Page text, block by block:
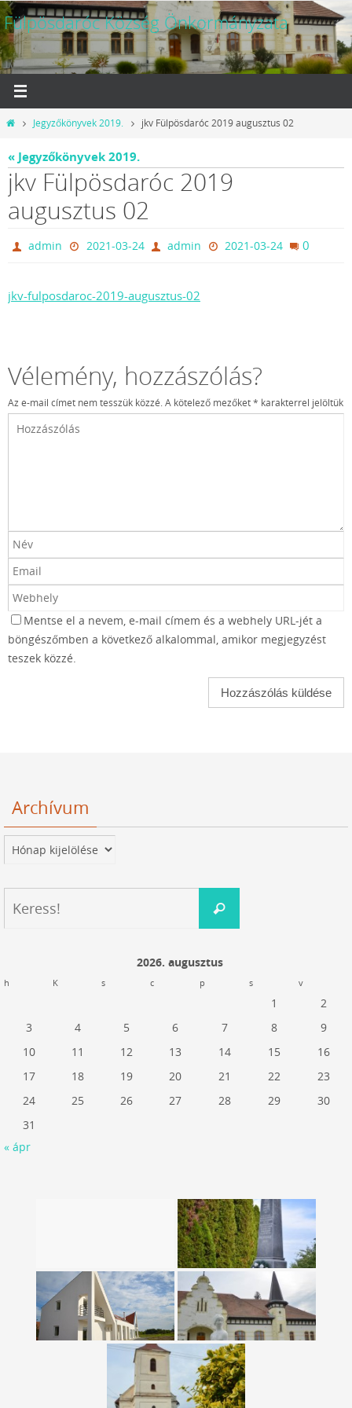
Megszakítás
Fülpösdaróc Község Önkormányzata
OtthonJegyzőkönyvek 2019. jkv Fülpösdaróc 2019 augusztus 02
« Jegyzőkönyvek 2019.
jkv Fülpösdaróc 2019
augusztus 02
admin 2021-03-24 admin 2021-03-24 0
jkv-fulposdaroc-2019-augusztus-02
Vélemény, hozzászólás?
Az e-mail címet nem tesszük közzé.A kötelező mezőket* karakterrel jelöltük
Mentse el a nevem, e-mail címem és a webhely URL-jét a
böngészőmben a következő alkalommal, amikor megjegyzést
teszek közzé.
Archívum
Archívum
Keress!
2026. augusztus
h K s c p s v
1
2
3
4 5 6 7 8
9
10
11 12 13 14 15
16
17
18 19 20 21 22
23
24
25 26 27 28 29
30
31
« ápr